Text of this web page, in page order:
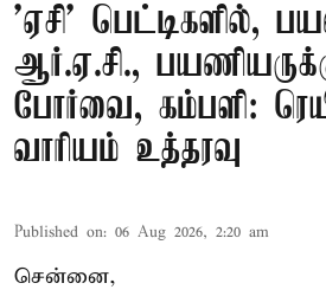
'ஏசி' பெட்டிகளில்,
ஆர்.ஏ.சி.,
போர்வை, கம்பளி:
வாரியம் உத்தரவு
Published on: 06 Aug 2026, 2:20 am
சென்னை,